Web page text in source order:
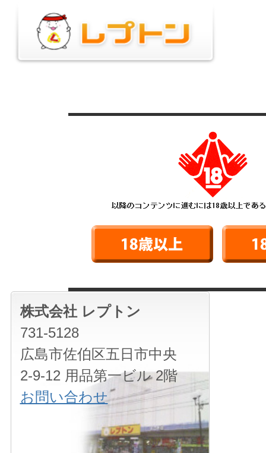
株式会社 レプトン
731-5128
広島市佐伯区五日市中央
2-9-12 用品第一ビル 2階
お問い合わせ